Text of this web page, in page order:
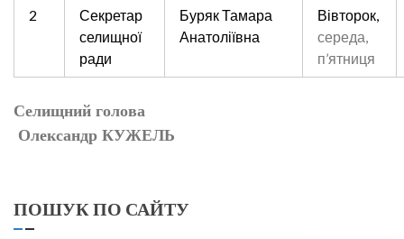
2
Секретар
селищної
ради
Буряк Тамара
Анатоліївна
Вівторок,
середа,
п’ятниця
Селищний голова
Олександр КУЖЕЛЬ
ПОШУК ПО САЙТУ